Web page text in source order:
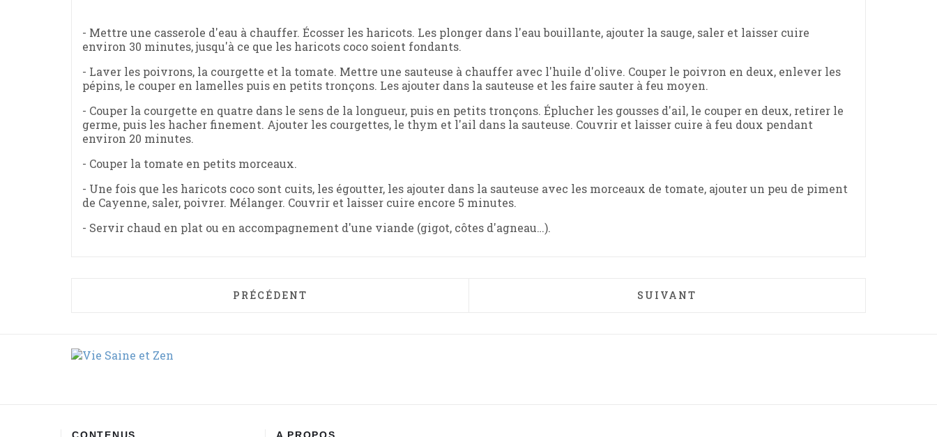
- Mettre une casserole d'eau à chauffer. Écosser les haricots. Les plonger dans l'eau bouillante, ajouter la sauge, saler et laisser cuire
environ 30 minutes, jusqu'à ce que les haricots coco soient fondants.
- Laver les poivrons, la courgette et la tomate. Mettre une sauteuse à chauffer avec l'huile d'olive. Couper le poivron en deux, enlever les
pépins, le couper en lamelles puis en petits tronçons. Les ajouter dans la sauteuse et les faire sauter à feu moyen.
- Couper la courgette en quatre dans le sens de la longueur, puis en petits tronçons. Éplucher les gousses d'ail, le couper en deux, retirer le
germe, puis les hacher finement. Ajouter les courgettes, le thym et l'ail dans la sauteuse. Couvrir et laisser cuire à feu doux pendant
environ 20 minutes.
- Couper la tomate en petits morceaux.
- Une fois que les haricots coco sont cuits, les égoutter, les ajouter dans la sauteuse avec les morceaux de tomate, ajouter un peu de piment
de Cayenne, saler, poivrer. Mélanger. Couvrir et laisser cuire encore 5 minutes.
- Servir chaud en plat ou en accompagnement d'une viande (gigot, côtes d'agneau…).
ARTICLE PRÉCÉDENT : GRATIN DE POTIMARRON AU PÉCORINO
PRÉCÉDENT ARTICLE SUIVANT : MILLEFEUILLES
SUIVANT
CONTENUS A PROPOS